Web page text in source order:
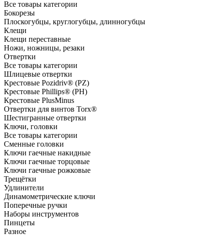
Все товары категории
Бокорезы
Плоскогубцы, круглогубцы, длинногубцы
Клещи
Клещи переставные
Ножи, ножницы, резаки
Отвертки
Все товары категории
Шлицевые отвертки
Крестовые Pozidriv® (PZ)
Крестовые Phillips® (PH)
Крестовые PlusMinus
Отвертки для винтов Torx®
Шестигранные отвертки
Ключи, головки
Все товары категории
Сменные головки
Ключи гаечные накидные
Ключи гаечные торцовые
Ключи гаечные рожковые
Трещётки
Удлинители
Динамометрические ключи
Поперечные ручки
Наборы инструментов
Пинцеты
Разное